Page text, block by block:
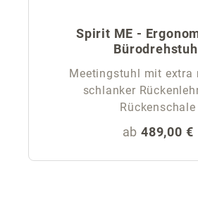
Spirit ME -
Meetingstuhl mit extra
schlanker
Rückenschale
Regulärer
ab 489,00 €